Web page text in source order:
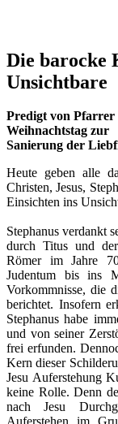
Die barocke
Unsichtbare
Predigt von
Weihnachtstag zur
Sanierung der
Heute geben alle
Christen, Jesus,
Einsichten ins
Stephanus verdankt
durch Titus und
Römer im Jahre
Judentum bis ins
Vorkommnisse, die
berichtet. Insofern
Stephanus habe
und von seiner
frei erfunden.
Kern dieser
Jesu Auferstehung
keine Rolle. Denn
nach Jesu